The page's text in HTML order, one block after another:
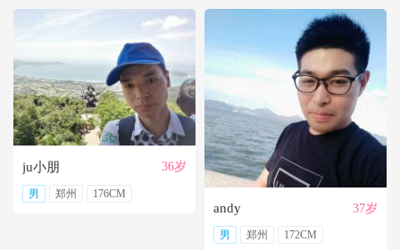
人们常说：理解万岁，换位思考，但真正做起来并不容易。
尤其在爱情方面，尤其是处于恋爱初期阶段的男女。两个陌生人，不同的生活方式、成长环境，在相互并不了解的基础上，去互相信任可能不大容易做到。这个时候就需要双方换位思考，善意的去理解对方的行为，不要故弄玄虚去考验对方的耐受力，由于这是个敏感阶段，处理方式不当，误解就会大行其道。因此双方尽量避免去做让对方容易产生误解的事情。
每个人对爱的表达方式不一样，有人喜欢爱就说出来，而有的人不善于表达。在爱的旅途中，有人坐的是动车，有人坐的是慢车。但我想，只要目的地是一致的，就OK。一棵树上还没有完全相同的两片叶子，又怎能要求两个人所思所想完全一样呢？求大同存小异即可。
爱情中多些理解，多些宽容、多些换位思考,唯有如此，才不会在对的时间错过了对的人，留下一生的遗憾。
【火车之约】非常勿扰，用心最好
【Lucky潘多拉】有时候，上天没有给你想要的，不是因为你不配，而是你值得拥有更好的。
【妮子123】看起来幸福的人，心里也许有难言的苦；时常挂着笑的人，心里也许有无声的泪；炫耀生活的人，可能远没表面那么风光。一个人的幸福，一定是只有自己才懂的快乐。所以，不要跟自己过不去，不要纠结于别人的评说，照着自己舒服的感觉生活。幸福如人饮水，冷暖自知，你的幸福，不在别人眼里，而在自己心里
【雪_】别忘了答应自己要做的事情，别忘了答应自己要去的地方，无论有多难，有多远。
【allure】一切看眼缘吧。
ju小朋 36岁
男 郑州 176CM
andy 37岁
男 郑州 172CM